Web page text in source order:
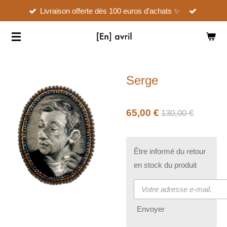
contenu
Livraison offerte dès 100 euros d’achats ✨
Serge
65,00 € 130,00 €
Être informé du retour
en stock du produit
Envoyer